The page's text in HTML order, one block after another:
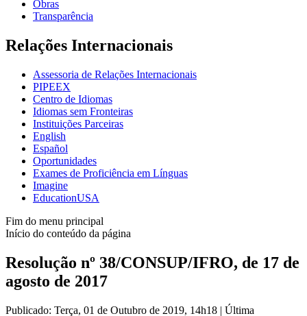
Obras
Transparência
Relações Internacionais
Assessoria de Relações Internacionais
PIPEEX
Centro de Idiomas
Idiomas sem Fronteiras
Instituições Parceiras
English
Español
Oportunidades
Exames de Proficiência em Línguas
Imagine
EducationUSA
Fim do menu principal
Início do conteúdo da página
Resolução nº 38/CONSUP/IFRO, de 17 de
agosto de 2017
Publicado: Terça, 01 de Outubro de 2019, 14h18 | Última